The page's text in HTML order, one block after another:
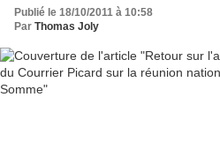
Publié le 18/10/2011 à 10:58
Par Thomas Joly